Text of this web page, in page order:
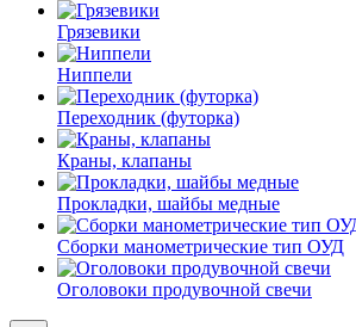
Грязевики
Ниппели
Переходник (футорка)
Краны, клапаны
Прокладки, шайбы медные
Сборки манометрические тип ОУД
Оголовоки продувочной свечи